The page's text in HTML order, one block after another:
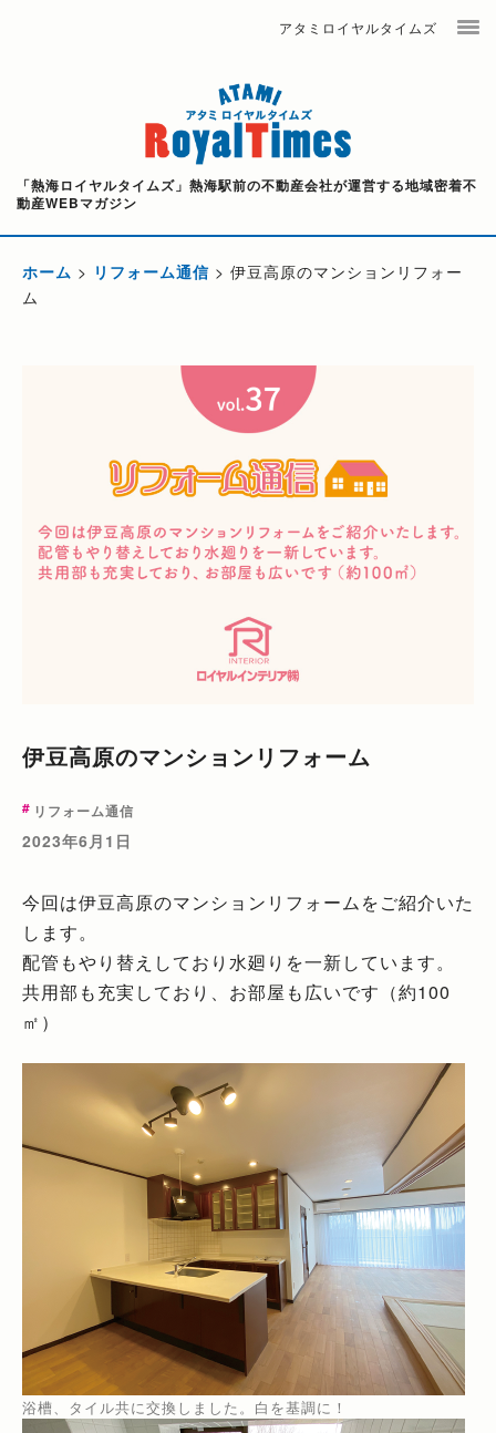
アタミロイヤルタイムズ
「熱海ロイヤルタイムズ」熱海駅前の不動産会社が運営する地域密着不
動産WEBマガジン
ホーム > リフォーム通信 > 伊豆高原のマンションリフォー
ム
伊豆高原のマンションリフォーム
リフォーム通信
2023年6月1日
今回は伊豆高原のマンションリフォームをご紹介いた
します。
配管もやり替えしており水廻りを一新しています。
共用部も充実しており、お部屋も広いです（約100
㎡）
浴槽、タイル共に交換しました。白を基調に！